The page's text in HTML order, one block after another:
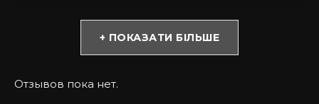
* Зверніть увагу! Колір та відтінок можуть
відрізнятися залежно від налаштувань монітора
(яскравість, контраст, насиченість), а також
+ ПОКАЗАТИ БІЛЬШЕ
Отзывов пока нет.